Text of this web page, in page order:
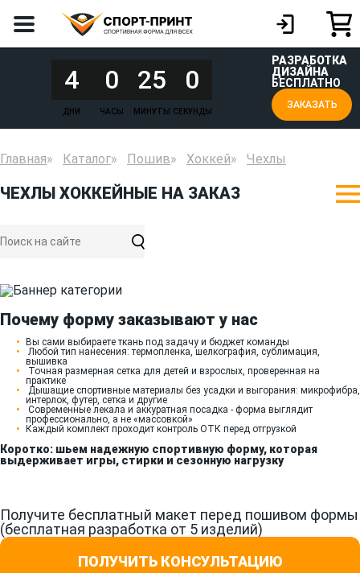
4
ДНИ
0
ЧАСЫ
25
МИНУТЫ
0
СЕКУНДЫ
РАЗРАБОТКА
ДИЗАЙНА
БЕСПЛАТНО
ЗАКАЗАТЬ
Главная Каталог Пошив Хоккей Чехлы
ЧЕХЛЫ ХОККЕЙНЫЕ НА ЗАКАЗ
Почему форму заказывают у нас
Вы сами выбираете ткань под задачу и бюджет команды
Любой тип нанесения: термопленка, шелкография, сублимация,
вышивка
Точная размерная сетка для детей и взрослых, проверенная на
практике
Дышащие спортивные материалы без усадки и выгорания: микрофибра,
интерлок, футер, сетка и другие
Современные лекала и аккуратная посадка - форма выглядит
профессионально, а не «массовкой»
Каждый комплект проходит контроль ОТК перед отгрузкой
Коротко: шьем надежную спортивную форму, которая
выдерживает игры, стирки и сезонную нагрузку
Получите бесплатный макет перед пошивом формы
(бесплатная разработка от 5 изделий)
ПОЛУЧИТЬ КОНСУЛЬТАЦИЮ